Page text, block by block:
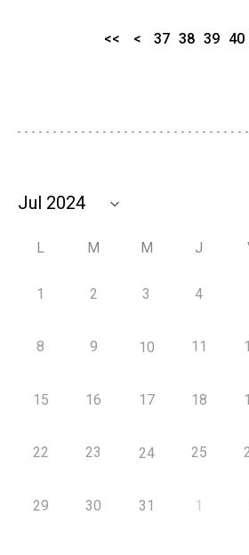
<< < 37 38 39 40
L M M J
1 2 3 4
8 9 10 11
15 16 17 18
22 23 24 25
29 30 31 1